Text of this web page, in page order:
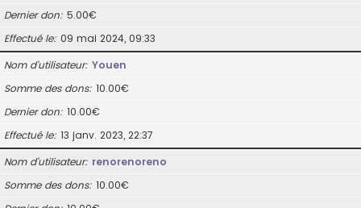
Dernier don 5.00€
Effectué le 09 mai 2024, 09:33
Nom d’utilisateur Youen
Somme des dons 10.00€
Dernier don 10.00€
Effectué le 13 janv. 2023, 22:37
Nom d’utilisateur renorenoreno
Somme des dons 10.00€